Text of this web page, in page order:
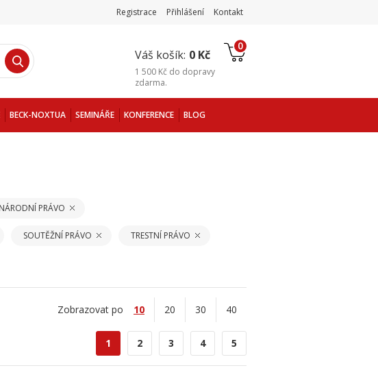
Registrace Přihlášení Kontakt
Váš košík: 0 Kč
0
1 500 Kč do dopravy
zdarma.
BECK-NOXTUA SEMINÁŘE KONFERENCE BLOG
PRÁVO
SOUTĚŽNÍ PRÁVO TRESTNÍ PRÁVO
Zobrazovat po 10 20 30 40
1 2 3 4 5